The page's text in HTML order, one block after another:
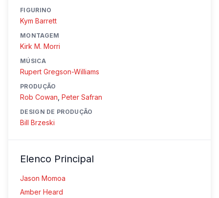
FIGURINO
Kym Barrett
MONTAGEM
Kirk M. Morri
MÚSICA
Rupert Gregson-Williams
PRODUÇÃO
Rob Cowan Peter Safran
DESIGN DE PRODUÇÃO
Bill Brzeski
Elenco Principal
Jason Momoa
Amber Heard